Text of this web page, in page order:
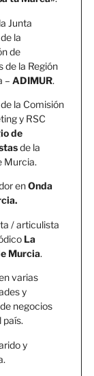
Junta
la
de
de la Región
– ADIMUR.
la Comisión
y RSC
de
de la
Murcia.
enOnda
/ articulista
La
Murcia.
varias
y
negocios
país.
y